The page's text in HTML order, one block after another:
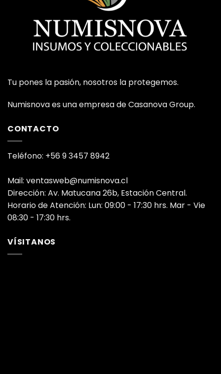
Tu pones la pasión, nosotros la protegemos.
Numisnova es una empresa de Casanova Group.
CONTACTO
Teléfono: +56 9 3457 8942
Mail: ventasweb@numisnova.cl
Dirección: Av. Matucana 26b, Estación Central.
Horario de Atención: Lun: 09:00 - 17:30 hrs. Mar - Vie
08:30 - 17:30 hrs.
VÍSITANOS